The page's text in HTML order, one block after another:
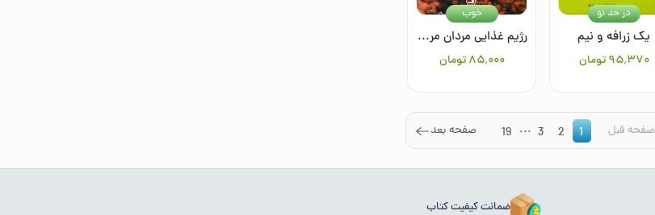
یک زرافه و نیم
۹۵٬۳۷۰تومان
در حد نو
رژیم غذایی مردان مریخی و زنان ونوسی
۸۵٬۰۰۰ تومان
خوب
صفحه قبل 1
2
3
...
19 صفحه بعد
ضمانت کیفیت کتاب